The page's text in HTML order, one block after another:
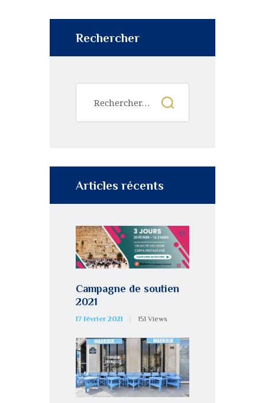
Rechercher
Articles récents
Campagne de soutien
2021
17 février 2021 151 Views